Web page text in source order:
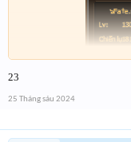
23
25 Tháng sáu 2024